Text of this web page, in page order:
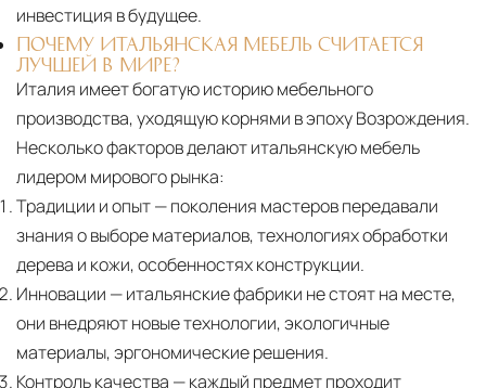
инвестиция в будущее.
ПОЧЕМУ ИТАЛЬЯНСКАЯ МЕБЕЛЬ СЧИТАЕТСЯ
ЛУЧШЕЙ В МИРЕ?
Италия имеет богатую историю мебельного
производства, уходящую корнями в эпоху Возрождения.
Несколько факторов делают итальянскую мебель
лидером мирового рынка:
Традиции и опыт— поколения мастеров передавали
знания о выборе материалов, технологиях обработки
дерева и кожи, особенностях конструкции.
Инновации — итальянские фабрики не стоят на месте,
они внедряют новые технологии, экологичные
материалы, эргономические решения.
Контроль качества — каждый предмет проходит